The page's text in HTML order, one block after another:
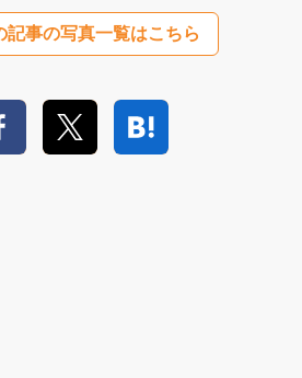
記事の写真一覧はこちら